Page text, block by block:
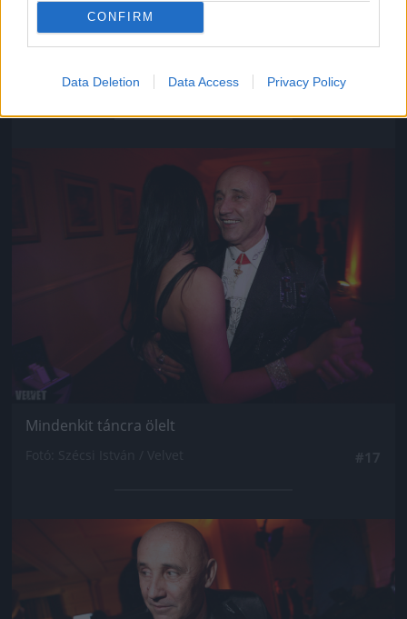
CONFIRM
Data Deletion Data Access Privacy Policy
Fotó: Szécsi István / Velvet
Jön még kép!
Mindenkit táncra ölelt
Jön még kép!